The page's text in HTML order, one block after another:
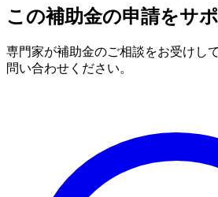
この補助金の申請をサ
専門家が補助金のご相談をお受けし
問い合わせください。